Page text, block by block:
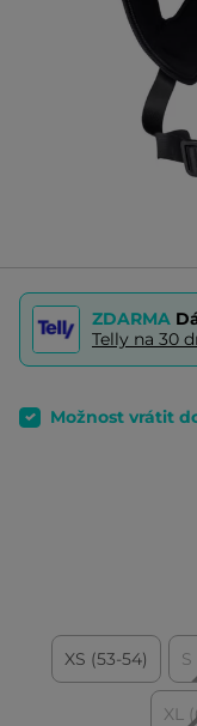
ZDARMA
Telly na 30
Možnost vrátit
XS (53-54)
XL